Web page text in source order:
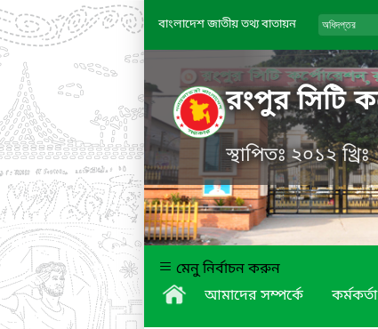
বাংলাদেশ জাতীয় তথ্য বাতায়ন
রংপুর সিটি
স্থাপিতঃ ২০১২ খ্রিঃ
মেনু নির্বাচন করুন
আমাদের সম্পর্কে
কর্মকর্তা